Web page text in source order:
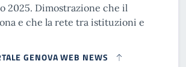
2025. Dimostrazione che il
e che la rete tra istituzioni e
GENOVA WEB NEWS